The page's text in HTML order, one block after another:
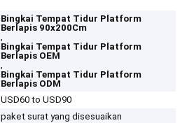
Bingkai Tempat Tidur Platform
Berlapis 90x200Cm
,
Bingkai Tempat Tidur Platform
Berlapis OEM
,
Bingkai Tempat Tidur Platform
Berlapis ODM
USD60 to USD90
paket surat yang disesuaikan